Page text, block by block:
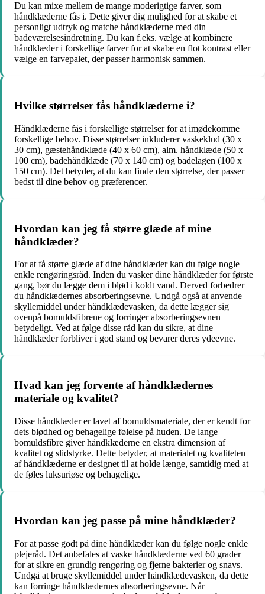
Du kan mixe mellem de mange moderigtige farver, som
håndklæderne fås i. Dette giver dig mulighed for at skabe et
personligt udtryk og matche håndklæderne med din
badeværelsesindretning. Du kan f.eks. vælge at kombinere
håndklæder i forskellige farver for at skabe en flot kontrast eller
vælge en farvepalet, der passer harmonisk sammen.
Hvilke størrelser fås håndklæderne i?
Håndklæderne fås i forskellige størrelser for at imødekomme
forskellige behov. Disse størrelser inkluderer vaskeklud (30 x
30 cm), gæstehåndklæde (40 x 60 cm), alm. håndklæde (50 x
100 cm), badehåndklæde (70 x 140 cm) og badelagen (100 x
150 cm). Det betyder, at du kan finde den størrelse, der passer
bedst til dine behov og præferencer.
Hvordan kan jeg få større glæde af mine
håndklæder?
For at få større glæde af dine håndklæder kan du følge nogle
enkle rengøringsråd. Inden du vasker dine håndklæder for første
gang, bør du lægge dem i blød i koldt vand. Derved forbedrer
du håndklædernes absorberingsevne. Undgå også at anvende
skyllemiddel under håndklædevasken, da dette lægger sig
ovenpå bomuldsfibrene og forringer absorberingsevnen
betydeligt. Ved at følge disse råd kan du sikre, at dine
håndklæder forbliver i god stand og bevarer deres ydeevne.
Hvad kan jeg forvente af håndklædernes
materiale og kvalitet?
Disse håndklæder er lavet af bomuldsmateriale, der er kendt for
dets blødhed og behagelige følelse på huden. De lange
bomuldsfibre giver håndklæderne en ekstra dimension af
kvalitet og slidstyrke. Dette betyder, at materialet og kvaliteten
af håndklæderne er designet til at holde længe, samtidig med at
de føles luksuriøse og behagelige.
Hvordan kan jeg passe på mine håndklæder?
For at passe godt på dine håndklæder kan du følge nogle enkle
plejeråd. Det anbefales at vaske håndklæderne ved 60 grader
for at sikre en grundig rengøring og fjerne bakterier og snavs.
Undgå at bruge skyllemiddel under håndklædevasken, da dette
kan forringe håndklædernes absorberingsevne. Når